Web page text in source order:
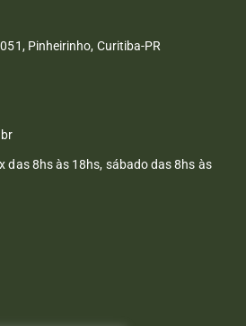
Pinheirinho, Curitiba-PR
das 8hs às 18hs, sábado das 8hs às